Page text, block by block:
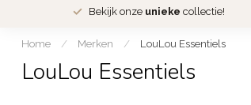
Bekijk onze unieke collectie!
Home / Merken / LouLou Essentiels
LouLou Essentiels